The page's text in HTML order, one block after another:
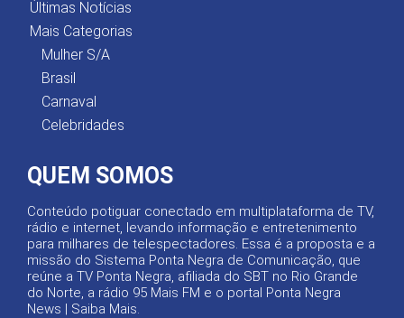
Últimas Notícias
Mais Categorias
Mulher S/A
Brasil
Carnaval
Celebridades
QUEM SOMOS
Conteúdo potiguar conectado em multiplataforma de TV,
rádio e internet, levando informação e entretenimento
para milhares de telespectadores. Essa é a proposta e a
missão do Sistema Ponta Negra de Comunicação, que
reúne a TV Ponta Negra, afiliada do SBT no Rio Grande
do Norte, a rádio 95 Mais FM e o portal Ponta Negra
News | Saiba Mais.